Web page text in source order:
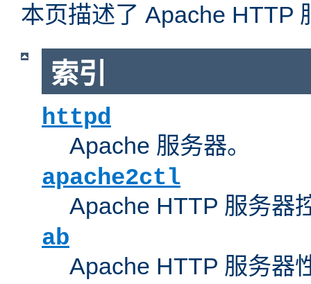
本页描述了 Apache HTTP
索引
httpd
Apache 服务器。
apache2ctl
Apache HTTP 服务器
ab
Apache HTTP 服务器